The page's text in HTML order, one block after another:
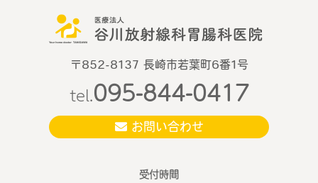
〒852-8137 長崎市若葉町6番1号
tel.095-844-0417
お問い合わせ
受付時間